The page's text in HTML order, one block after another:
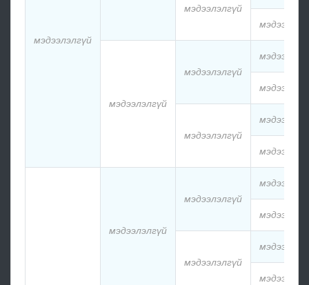
мэдээлэлгүй
мэдээлэлгүй
мэдээлэлгүй
мэдээлэлгүй
мэдээлэлгүй
мэдээлэлгүй
мэдээлэлгүй
мэдээлэлгүй